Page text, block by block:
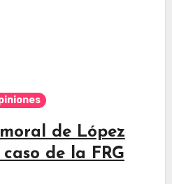
de López
de la FRG